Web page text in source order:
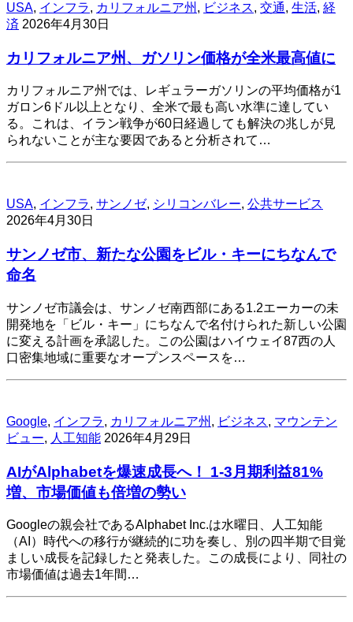
USA, インフラ, カリフォルニア州 , ビジネス, 交通, 生活, 経
済 2026年4月30日
カリフォルニア州、ガソリン価格が全米最高値に
カリフォルニア州では、レギュラーガソリンの平均価格が1
ガロン6ドル以上となり、全米で最も高い水準に達してい
る。これは、イラン戦争が60日経過しても解決の兆しが見
られないことが主な要因であると分析されて…
USA, インフラ, サンノゼ, シリコンバレー, 公共サービス
2026年4月30日
サンノゼ市、新たな公園をビル・キーにちなんで
命名
サンノゼ市議会は、サンノゼ南西部にある1.2エーカーの未
開発地を「ビル・キー」にちなんで名付けられた新しい公園
に変える計画を承認した。この公園はハイウェイ87西の人
口密集地域に重要なオープンスペースを…
Google, インフラ, カリフォルニア州 , ビジネス, マウンテン
ビュー, 人工知能 2026年4月29日
AIがAlphabetを爆速成長へ！ 1-3月期利益81%
増、市場価値も倍増の勢い
Googleの親会社であるAlphabet Inc.は水曜日、人工知能
（AI）時代への移行が継続的に功を奏し、別の四半期で目覚
ましい成長を記録したと発表した。この成長により、同社の
市場価値は過去1年間…